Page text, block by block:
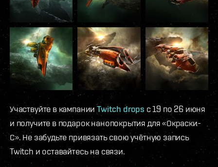
Участвуйте в кампанииTwitch drops с 19 по 26 июня
и получите в подарок нанопокрытия для «Окраски-
С». Не забудьте привязать свою учётную запись
Twitch и оставайтесь на связи.